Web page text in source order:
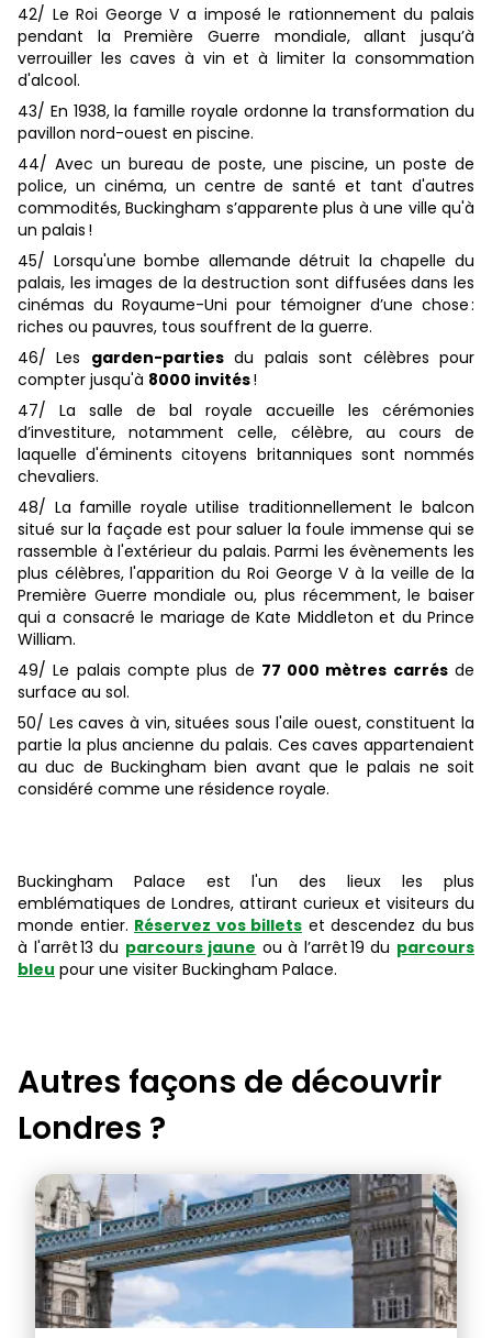
42/ Le Roi George V a imposé le rationnement du palais
pendant la Première Guerre mondiale, allant jusqu’à
verrouiller les caves à vin et à limiter la consommation
d'alcool.
43/ En 1938, la famille royale ordonne la transformation du
pavillon nord-ouest en piscine.
44/ Avec un bureau de poste, une piscine, un poste de
police, un cinéma, un centre de santé et tant d'autres
commodités, Buckingham s’apparente plus à une ville qu'à
un palais !
45/ Lorsqu'une bombe allemande détruit la chapelle du
palais, les images de la destruction sont diffusées dans les
cinémas du Royaume-Uni pour témoigner d’une chose :
riches ou pauvres, tous souffrent de la guerre.
46/ Les garden-partiesdu palais sont célèbres pour
compter jusqu'à 8000 invités!
47/ La salle de bal royale accueille les cérémonies
d’investiture, notamment celle, célèbre, au cours de
laquelle d'éminents citoyens britanniques sont nommés
chevaliers.
48/ La famille royale utilise traditionnellement le balcon
situé sur la façade est pour saluer la foule immense qui se
rassemble à l'extérieur du palais. Parmi les évènements les
plus célèbres, l'apparition du Roi George V à la veille de la
Première Guerre mondiale ou, plus récemment, le baiser
qui a consacré le mariage de Kate Middleton et du Prince
William.
49/ Le palais compte plus de 77 000 mètres carrésde
surface au sol.
50/ Les caves à vin, situées sous l'aile ouest, constituent la
partie la plus ancienne du palais. Ces caves appartenaient
au duc de Buckingham bien avant que le palais ne soit
considéré comme une résidence royale.
Buckingham Palace est l'un des lieux les plus
emblématiques de Londres, attirant curieux et visiteurs du
monde entier. Réservez vos billets et descendez du bus
à l'arrêt 13 du parcours jaune ou à l’arrêt 19 du parcours
bleu pour une visiter Buckingham Palace.
Autres façons de découvrir
Londres ?